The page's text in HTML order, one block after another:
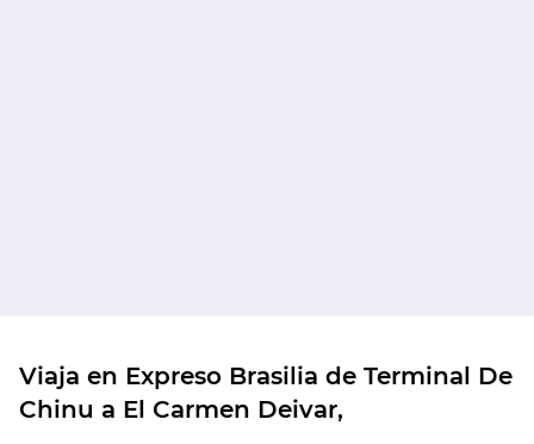
Viaja en Expreso Brasilia de Terminal De
Chinu a El Carmen Deivar,